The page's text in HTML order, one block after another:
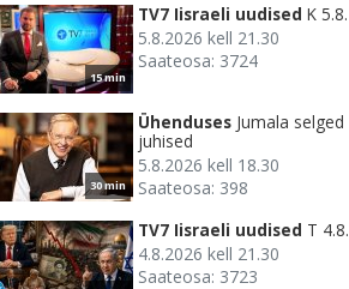
15 min
TV7 Iisraeli uudised K 5.8.
5.8.2026 kell 21.30
Saateosa: 3724
30 min
Ühenduses Jumala selged
juhised
5.8.2026 kell 18.30
Saateosa: 398
TV7 Iisraeli uudised T 4.8.
4.8.2026 kell 21.30
Saateosa: 3723